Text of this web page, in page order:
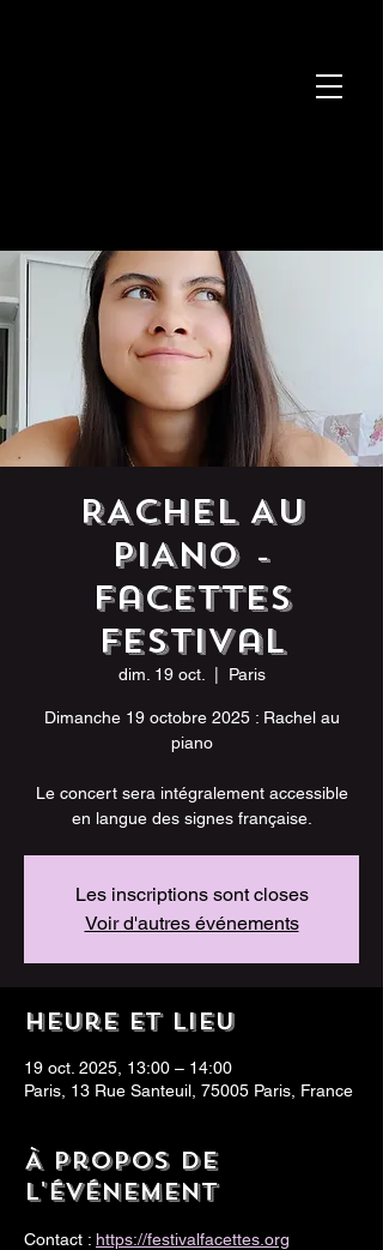
RACHEL AU
PIANO -
Facettes
Festival
dim. 19 oct. Paris
Dimanche 19 octobre 2025 : Rachel au
piano
Le concert sera intégralement accessible
en langue des signes française.
Les inscriptions sont closes
Voir d'autres événements
Heure et lieu
19 oct. 2025, 13:00 – 14:00
Paris, 13 Rue Santeuil, 75005 Paris, France
À propos de
l'événement
Contact : https://festivalfacettes.org